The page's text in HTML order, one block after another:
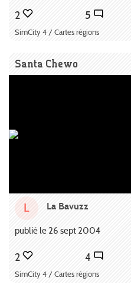
2 5
SimCity 4 / Cartes régions
Santa Chewo
L La Bavuzz
publié le 26 sept 2004
2 4
SimCity 4 / Cartes régions